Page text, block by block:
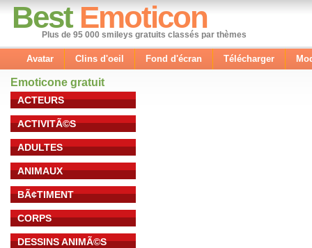
Best Emoticon
Plus de 95 000 smileys gratuits classés par thèmes
Avatar Clins d'oeil Fond d'écran Télécharger
Emoticone gratuit
ACTEURS
ACTIVITÃ©S
ADULTES
ANIMAUX
BÃ¢TIMENT
CORPS
DESSINS ANIMÃ©S